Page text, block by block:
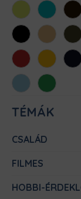
AlmazöldAtollkék
FeketeHomokKhaki
Piros Sárga
Világoskék
Zöld
TÉMÁK
CSALÁD
FILMES
HOBBI-